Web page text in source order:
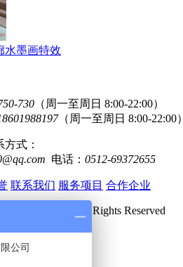
水墨画特效
730 （周一至周日 8:00-22:00）
（周一至周日 8:00-22:00）
式：
电话： 0512-69372655
联系我们 服务项目 合作企业
All Rights Reserved
-2
公司